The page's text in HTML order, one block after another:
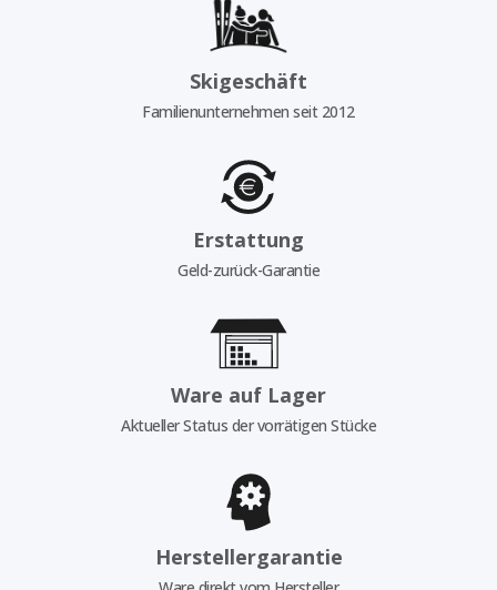
Skigeschäft
Familienunternehmen seit 2012
Erstattung
Geld-zurück-Garantie
Ware auf Lager
Aktueller Status der vorrätigen Stücke
Herstellergarantie